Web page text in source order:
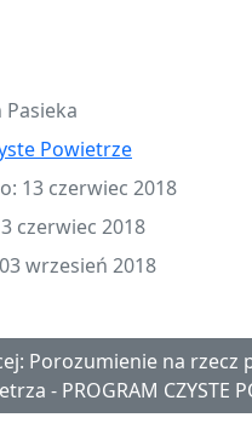
Powietrze
13 czerwiec 2018
czerwiec 2018
wrzesień 2018
Porozumienie na rzecz
- PROGRAM CZYSTE